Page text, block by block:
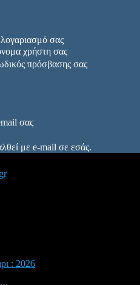
σας
χρήστη σας
πρόσβασης σας
σας
με e-mail σε εσάς.
: 2026